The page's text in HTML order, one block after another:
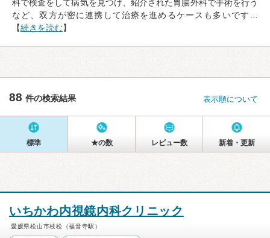
科で検査をして病気を見つけ、紹介された胃腸外科で手術を行う
など、双方が密に連携して治療を進めるケースも多いです…
【続きを読む】
88 件の検索結果 表示順について
標準 ★の数 レビュー数 新着・更新
いちかわ内視鏡内科クリニック
愛媛県松山市枝松（福音寺駅）